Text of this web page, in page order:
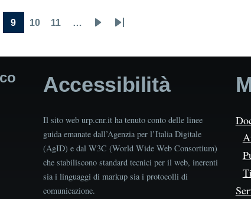
9 10 11 …
Last
Accessibilità
Il sito web urp.cnr.it ha tenuto conto delle linee
guida emanate dall’Agenzia per l’Italia Digitale
(AgID) e dal W3C (World Wide Web Consortium)
che stabiliscono standard tecnici per il web, inerenti
sia i linguaggi di markup sia i protocolli di
comunicazione.